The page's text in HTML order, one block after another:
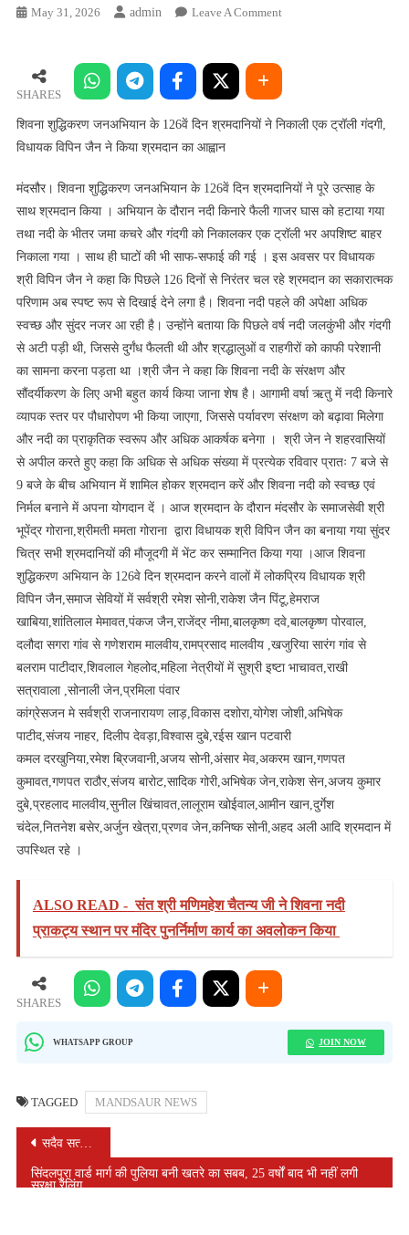
May 31, 2026 Admin Leave A CommentOn
जनअभियान
के
126वें
ने
ट्रॉली
गंदगी,
विधायक
विपिन
जैन
ने
किया
श्रमदान
का
आह्वान
SHARES
शिवना शुद्धिकरण जनअभियान के 126वें दिन श्रमदानियों ने निकाली एक ट्रॉली गंदगी,
विधायक विपिन जैन ने किया श्रमदान का आह्वान
मंदसौर। शिवना शुद्धिकरण जनअभियान के 126वें दिन श्रमदानियों ने पूरे उत्साह के
साथ श्रमदान किया । अभियान के दौरान नदी किनारे फैली गाजर घास को हटाया गया
तथा नदी के भीतर जमा कचरे और गंदगी को निकालकर एक ट्रॉली भर अपशिष्ट बाहर
निकाला गया । साथ ही घाटों की भी साफ-सफाई की गई । इस अवसर पर विधायक
श्री विपिन जैन ने कहा कि पिछले 126 दिनों से निरंतर चल रहे श्रमदान का सकारात्मक
परिणाम अब स्पष्ट रूप से दिखाई देने लगा है। शिवना नदी पहले की अपेक्षा अधिक
स्वच्छ और सुंदर नजर आ रही है। उन्होंने बताया कि पिछले वर्ष नदी जलकुंभी और गंदगी
से अटी पड़ी थी, जिससे दुर्गंध फैलती थी और श्रद्धालुओं व राहगीरों को काफी परेशानी
का सामना करना पड़ता था ।श्री जैन ने कहा कि शिवना नदी के संरक्षण और
सौंदर्यीकरण के लिए अभी बहुत कार्य किया जाना शेष है। आगामी वर्षा ऋतु में नदी किनारे
व्यापक स्तर पर पौधारोपण भी किया जाएगा, जिससे पर्यावरण संरक्षण को बढ़ावा मिलेगा
और नदी का प्राकृतिक स्वरूप और अधिक आकर्षक बनेगा । श्री जेन ने शहरवासियों
से अपील करते हुए कहा कि अधिक से अधिक संख्या में प्रत्येक रविवार प्रातः 7 बजे से
9 बजे के बीच अभियान में शामिल होकर श्रमदान करें और शिवना नदी को स्वच्छ एवं
निर्मल बनाने में अपना योगदान दें । आज श्रमदान के दौरान मंदसौर के समाजसेवी श्री
भूपेंद्र गोराना,श्रीमती ममता गोराना द्वारा विधायक श्री विपिन जैन का बनाया गया सुंदर
चित्र सभी श्रमदानियों की मौजूदगी में भेंट कर सम्मानित किया गया ।आज शिवना
शुद्धिकरण अभियान के 126वे दिन श्रमदान करने वालों में लोकप्रिय विधायक श्री
विपिन जैन,समाज सेवियों में सर्वश्री रमेश सोनी,राकेश जैन पिंटू,हेमराज
खाबिया,शांतिलाल मेमावत,पंकज जैन,राजेंद्र नीमा,बालकृष्ण दवे,बालकृष्ण पोरवाल,
दलौदा सगरा गांव से गणेशराम मालवीय,रामप्रसाद मालवीय ,खजुरिया सारंग गांव से
बलराम पाटीदार,शिवलाल गेहलोद,महिला नेत्रीयों में सुश्री इष्टा भाचावत,राखी
सत्रावाला ,सोनाली जेन,प्रमिला पंवार
कांग्रेसजन मे सर्वश्री राजनारायण लाड़,विकास दशोरा,योगेश जोशी,अभिषेक
पाटीद,संजय नाहर, दिलीप देवड़ा,विश्वास दुबे,रईस खान पटवारी
कमल दरखुनिया,रमेश ब्रिजवानी,अजय सोनी,अंसार मेव,अकरम खान,गणपत
कुमावत,गणपत राठौर,संजय बारोट,सादिक गोरी,अभिषेक जेन,राकेश सेन,अजय कुमार
दुबे,प्रहलाद मालवीय,सुनील खिंचावत,लालूराम खोईवाल,आमीन खान,दुर्गेश
चंदेल,नितनेश बसेर,अर्जुन खेत्रा,प्रणव जेन,कनिष्क सोनी,अहद अली आदि श्रमदान में
उपस्थित रहे ।
ALSO READ - संत श्री मणिमहेश चैतन्य जी ने शिवना नदी
प्राकट्य स्थान पर मंदिर पुनर्निर्माण कार्य का अवलोकन किया
SHARES
WHATSAPP GROUP JOIN NOW
TAGGED MANDSAUR NEWS
POST
NAVIGATION
सदैव सत्य का पालन करें हमारे सभी शास्त्र इसी बात की प्रेरणा देते है- स्वामी केशवानंद जी
सिंदलपुरा वार्ड मार्ग की पुलिया बनी खतरे का सबब, 25 वर्षों बाद भी नहीं लगी
सुरक्षा रेलिंग